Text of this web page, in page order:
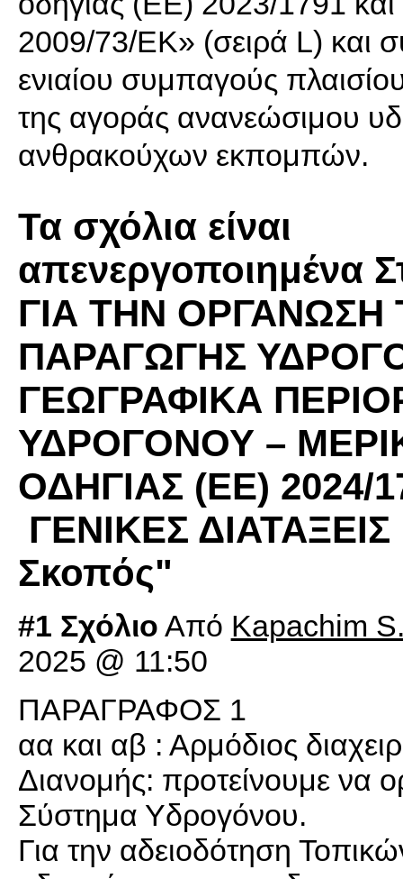
2009/73/ΕΚ» (σειρά L) και
ενιαίου συμπαγούς
της αγοράς ανανεώσιμου
ανθρακούχων εκπομπών.
Τα σχόλια είναι
ΓΙΑ ΤΗΝ ΟΡΓΑΝΩΣΗ
ΠΑΡΑΓΩΓΗΣ
ΓΕΩΓΡΑΦΙΚΑ
ΥΔΡΟΓΟΝΟΥ –
ΟΔΗΓΙΑΣ (ΕΕ) 2024/
ΓΕΝΙΚΕΣ
Σκοπός"
#1 Σχόλιο Από Kapachim
2025 @ 11:50
ΠΑΡΑΓΡΑΦΟΣ 1
αα και αβ : Αρμόδιος
Διανομής: προτείνουμε να
Σύστημα Υδρογόνου.
Για την αδειοδότηση